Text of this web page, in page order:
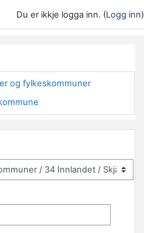
Du er ikkje logga inn. (Logg inn)
og fylkeskommuner